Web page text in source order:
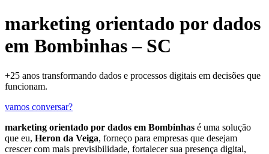
marketing orientado por dados
em Bombinhas – SC
+25 anos transformando dados e processos digitais em decisões que
funcionam.
vamos conversar?
marketing orientado por dados em Bombinhas é uma solução
que eu, Heron da Veiga, forneço para empresas que desejam
crescer com mais previsibilidade, fortalecer sua presença digital,